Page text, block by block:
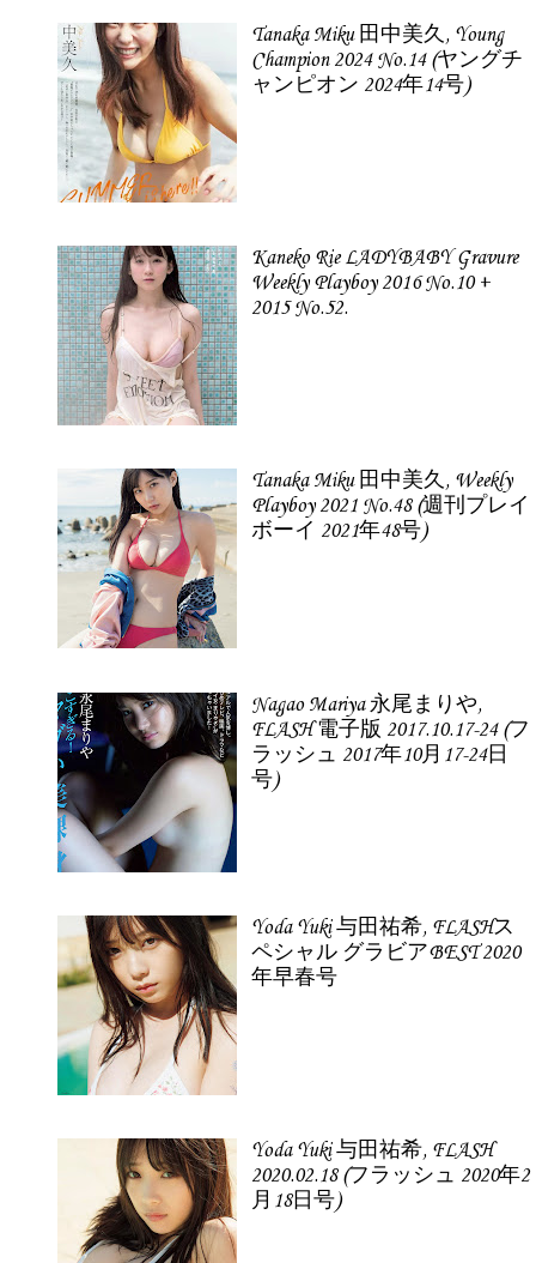
Tanaka Miku 田中美久, Young
Champion 2024 No.14 (ヤングチ
ャンピオン 2024年14号)
Kaneko Rie LADYBABY Gravure
Weekly Playboy 2016 No.10 +
2015 No.52.
Tanaka Miku 田中美久, Weekly
Playboy 2021 No.48 (週刊プレイ
ボーイ 2021年48号)
Nagao Mariya 永尾まりや,
FLASH 電子版 2017.10.17-24 (フ
ラッシュ 2017年10月17-24日
号)
Yoda Yuki 与田祐希, FLASHス
ペシャル グラビアBEST 2020
年早春号
Yoda Yuki 与田祐希, FLASH
2020.02.18 (フラッシュ 2020年2
月18日号)